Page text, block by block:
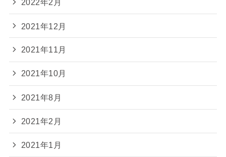
2022年2月
2021年12月
2021年11月
2021年10月
2021年8月
2021年2月
2021年1月